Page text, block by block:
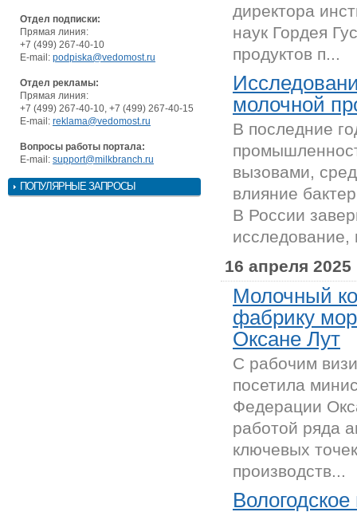
Отдел подписки:
Прямая линия:
+7 (499) 267-40-10
E-mail: podpiska@vedomost.ru
Отдел рекламы:
Прямая линия:
+7 (499) 267-40-10, +7 (499) 267-40-15
E-mail: reklama@vedomost.ru
Вопросы работы портала:
E-mail: support@milkbranch.ru
ПОПУЛЯРНЫЕ ЗАПРОСЫ
директора
наук Гордея
продуктов п...
молочной
В последние
вызовами,
влияние
В России
исследование,
16 апреля 2025
Молочный
фабрику
Оксане Лут
С рабочим
посетила
Федерации
работой ряда
ключевых
производств...